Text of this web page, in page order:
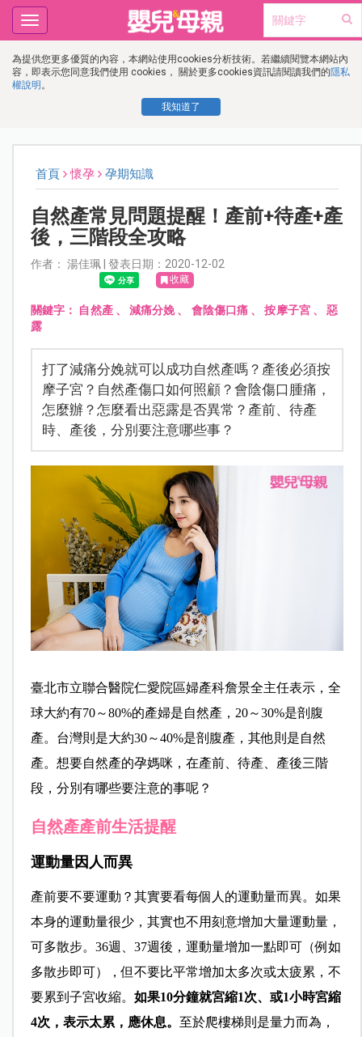
為提供您更多優質的內容，本網站使用cookies分析技術。若繼續閱覽本網站內
容，即表示您同意我們使用 cookies， 關於更多cookies資訊請閱讀我們的隱私
權說明 。
我知道了
Toggle
navigation
首頁 懷孕 孕期知識
自然產常見問題提醒！產前+待產+產
後，三階段全攻略
作者： 湯佳珮 | 發表日期：2020-12-02
收藏
關鍵字： 自然產、減痛分娩、 會陰傷口痛 、按摩子宮、惡
露
打了減痛分娩就可以成功自然產嗎？產後必須按
摩子宮？自然產傷口如何照顧？會陰傷口腫痛，
怎麼辦？怎麼看出惡露是否異常？產前、待產
時、產後，分別要注意哪些事？
臺北市立聯合醫院仁愛院區婦產科詹景全主任表示，全
球大約有70～80%的產婦是自然產，20～30%是剖腹
產。台灣則是大約30～40%是剖腹產，其他則是自然
產。想要自然產的孕媽咪，在產前、待產、產後三階
段，分別有哪些要注意的事呢？
自然產產前生活提醒
運動量因人而異
產前要不要運動？其實要看每個人的運動量而異。如果
本身的運動量很少，其實也不用刻意增加大量運動量，
可多散步。36週、37週後，運動量增加一點即可（例如
多散步即可），但不要比平常增加太多次或太疲累，不
要累到子宮收縮。 如果10分鐘就宮縮1次、或1小時宮縮
4次，表示太累，應休息。 至於爬樓梯則是量力而為，